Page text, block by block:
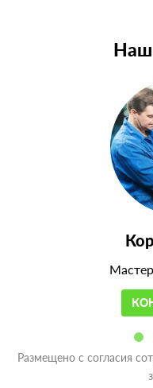
Размещено с согласия